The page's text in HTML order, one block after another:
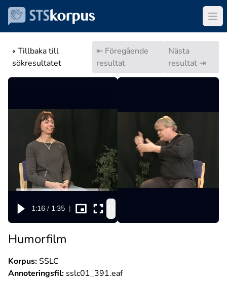
« Tillbaka till
sökresultatet
⇤ Föregående
resultat
Nästa
resultat ⇥
1:16 / 1:35 |
Humorfilm
Korpus:SSLC
Annoteringsfil: sslc01_391.eaf